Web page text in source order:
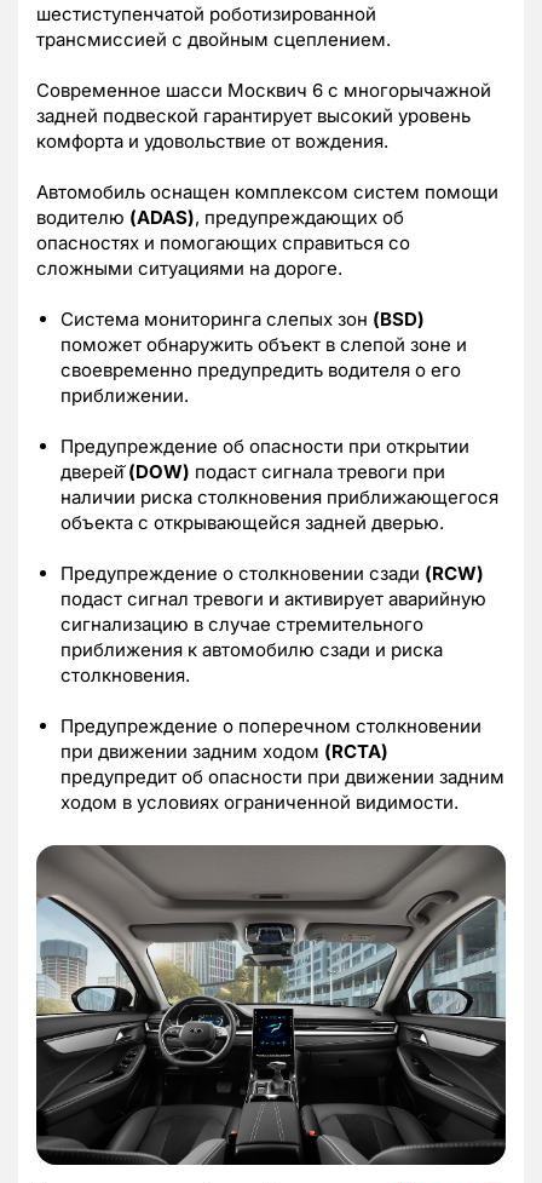
шестиступенчатой роботизированной
трансмиссией с двойным сцеплением.
Современное шасси Москвич 6 с многорычажной
задней подвеской гарантирует высокий уровень
комфорта и удовольствие от вождения.
Автомобиль оснащен комплексом систем помощи
водителю (ADAS), предупреждающих об
опасностях и помогающих справиться со
сложными ситуациями на дороге.
Система мониторинга слепых зон (BSD)
поможет обнаружить объект в слепой зоне и
своевременно предупредить водителя о его
приближении.
Предупреждение об опасности при открытии
дверей̆(DOW) подаст сигнала тревоги при
наличии риска столкновения приближающегося
объекта с открывающейся задней дверью.
Предупреждение о столкновении сзади (RCW)
подаст сигнал тревоги и активирует аварийную
сигнализацию в случае стремительного
приближения к автомобилю сзади и риска
столкновения.
Предупреждение о поперечном столкновении
при движении задним ходом (RCTA)
предупредит об опасности при движении задним
ходом в условиях ограниченной видимости.